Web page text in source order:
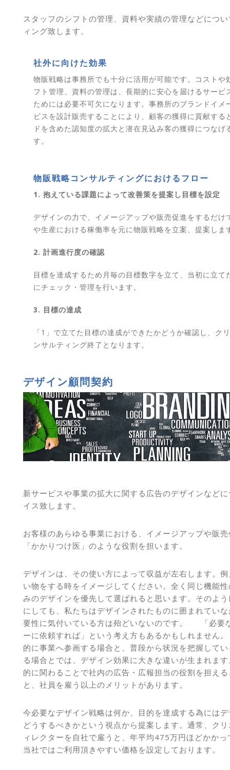
スタッフのシフトの管理、資料や実績の管理などにつ
ィング致します。
社外に向けた効果
物販戦略は事務所でも十分に活用が可能です。コストや
フト管理、資料の管理は、長期的に安心を届けるサービ
ためには必要不可欠になります。事務所のブランドイメ
ビスを設計販売することにより、顧客の獲得に貢献する
ドを含めた認知度の拡大と潜在見込み客の獲得につなげ
す。
物販戦略コンサルティングにおけるフロー
1. 抱えている課題によって改善策を提案し目標を設定
デザインの力で、イメージアップや販売促進をするだけ
や生産における稼働率を元に物販戦略を立案、提案しま
2. 計画進行度の確認
目標を達成するため月毎の目標数字を立て、当初に立て
にチェック・管理を行います。
3. 目標の達成
「1」で立てた目標の達成ができたかどうか確認し、ク
ンサルティング終了となります。
デザイン顧問契約
新サービスや事業の拡大に関する広告のデザインなど
イス致します。
お客様のあらゆる事業における、イメージアップや販
「かかりつけ医」のような役割を担います。
デザインは、その使い方によって収益が左右します。
い物をする時をイメージしてください。全く同じ機能
みのデザインを優先して選ばれると思います。そのよ
にしても、私たちはデザインされたものに囲まれてい
要性に気付いている方は殆どいないのです。 「必要
ーに依頼すれば」という考え方もあるかもしれません
的に事業へ参画する場合と、普段から状況を把握して
る場合とでは、デザイン効果に大きな違いが生まれま
的に関わることで社内の広告・広報担当の役割を担え
と、社員を雇う以上のメリットがあります。
今必要なデザイン戦略は何か、目的を達成する為には
どうするべきかという視点から提案します。通常、ク
ィレクターを自社で雇うと、年平均475万円ほどかか
当社ではご利用頂きやすい価格を設定しております。